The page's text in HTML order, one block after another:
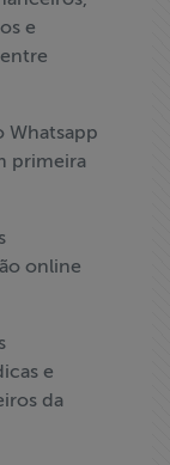
e
Whatsapp
primeira
online
e
da